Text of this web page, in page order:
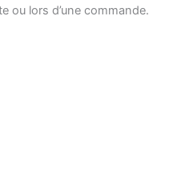
ou lors d’une commande.